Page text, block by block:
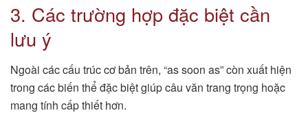
3. Các trường hợp đặc biệt cần
lưu ý
Ngoài các cấu trúc cơ bản trên, “as soon as” còn xuất hiện
trong các biến thể đặc biệt giúp câu văn trang trọng hoặc
mang tính cấp thiết hơn.